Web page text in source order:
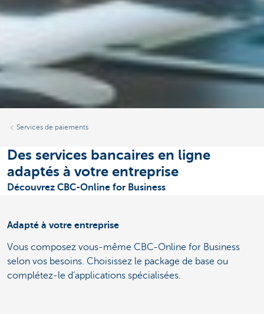
Services de paiements
Des services bancaires en ligne
adaptés à votre entreprise
Découvrez CBC-Online for Business
Adapté à votre entreprise
Vous composez vous-même CBC-Online for Business
selon vos besoins. Choisissez le package de base ou
complétez-le d’applications spécialisées.